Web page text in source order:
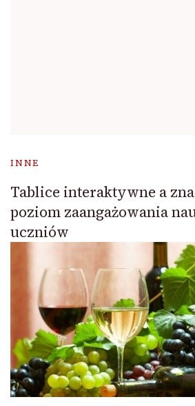
INNE
Tablice interaktywne a
poziom zaangażowania
uczniów